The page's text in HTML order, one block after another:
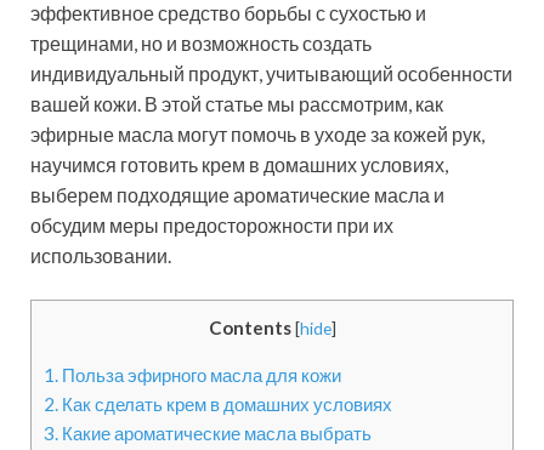
эффективное средство борьбы с сухостью и
трещинами, но и возможность создать
индивидуальный продукт, учитывающий особенности
вашей кожи. В этой статье мы рассмотрим, как
эфирные масла могут помочь в уходе за кожей рук,
научимся готовить крем в домашних условиях,
выберем подходящие ароматические масла и
обсудим меры предосторожности при их
использовании.
Contents [hide]
1. Польза эфирного масла для кожи
2. Как сделать крем в домашних условиях
3. Какие ароматические масла выбрать